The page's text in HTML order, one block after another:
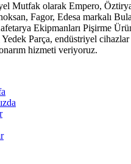
Mutfak olarak Empero,
Fagor, Edesa markalı
Ekipmanları Pişirme
Parça, endüstriyel cihazlar
hizmeti veriyoruz.